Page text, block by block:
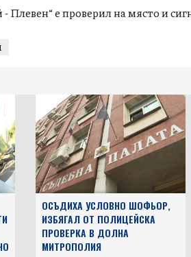
паднали дървета и в района на
е проверил на място и
ОСЪДИХА УСЛОВНО ШОФЬОР,